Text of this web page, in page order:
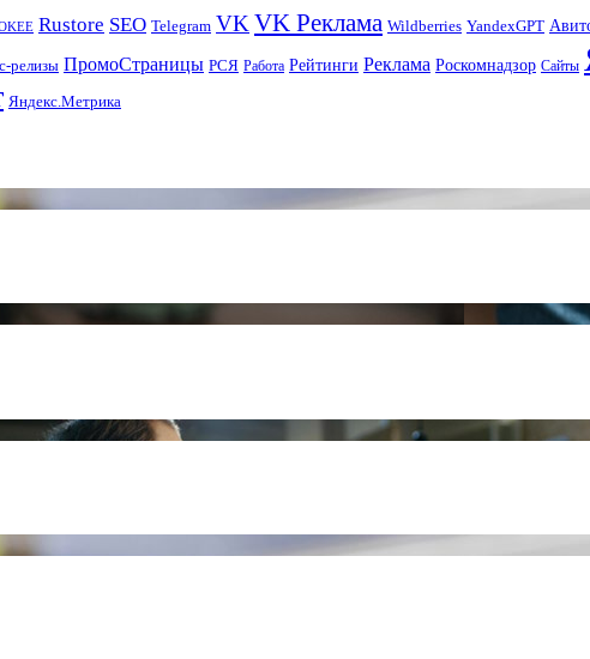
Rustore SEO Telegram VKVK Реклама Wildberries YandexGPT
релизы ПромоСтраницы РСЯ Работа Рейтинги Реклама Роскомнадзор Сайты
Яндекс.Метрика